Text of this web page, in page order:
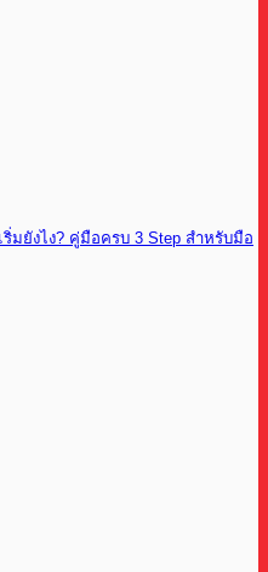
มยังไง? คู่มือครบ 3 Step สำหรับมือ